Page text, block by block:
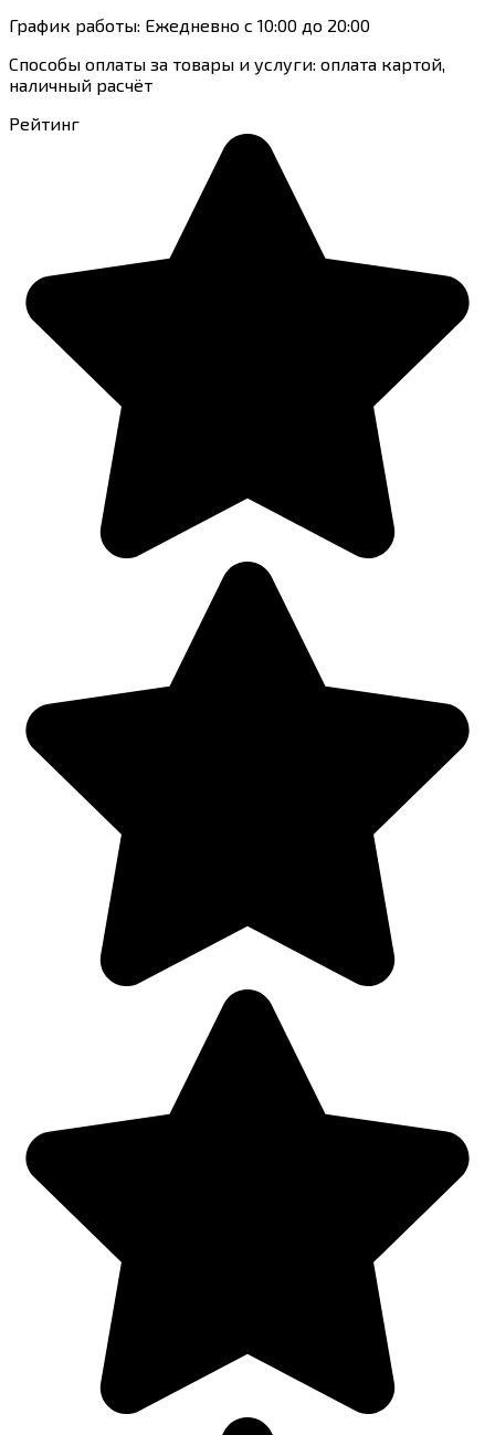
График работы: Ежедневно с 10:00 до 20:00
Способы оплаты за товары и услуги: оплата картой,
наличный расчёт
Рейтинг